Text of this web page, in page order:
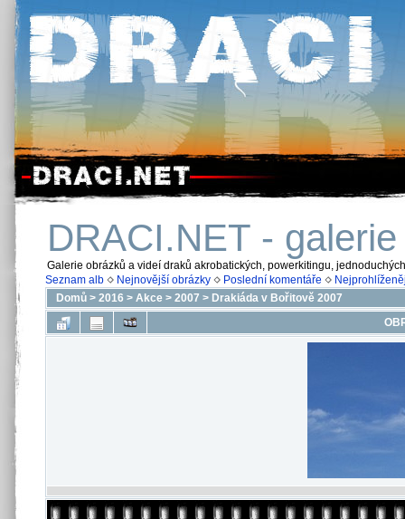
DRACI.NET - galerie
Galerie obrázků a videí draků akrobatických, powerkitingu,
Seznam alb
Nejnovější obrázky Poslední komentáře
Domů > 2016 > Akce > 2007 > Drakiáda v Bořitově 2007